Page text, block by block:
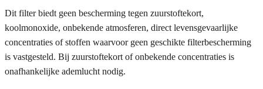
Dit filter biedt geen bescherming tegen zuurstoftekort,
koolmonoxide, onbekende atmosferen, direct levensgevaarlijke
concentraties of stoffen waarvoor geen geschikte filterbescherming
is vastgesteld. Bij zuurstoftekort of onbekende concentraties is
onafhankelijke ademlucht nodig.